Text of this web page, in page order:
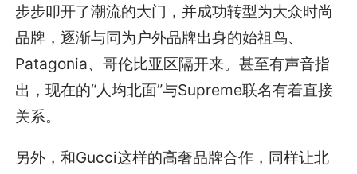
步步叩开了潮流的大门，并成功转型为大众时尚
品牌，逐渐与同为户外品牌出身的始祖鸟、
Patagonia、哥伦比亚区隔开来。甚至有声音指
出，现在的“人均北面”与Supreme联名有着直接
关系。
另外，和Gucci这样的高奢品牌合作，同样让北